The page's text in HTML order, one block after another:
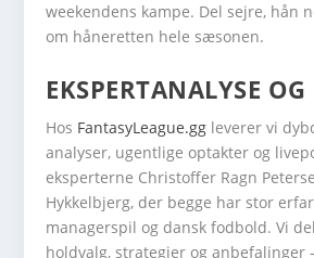
weekendens kampe. Del sejre, hån
om håneretten hele sæsonen.
EKSPERTANALYSE
Hos FantasyLeague.gg leverer vi
analyser, ugentlige optakter og
eksperterne Christoffer Ragn
Hykkelbjerg, der begge har stor
managerspil og dansk fodbold. Vi
holdvalg, strategier og anbefalinger